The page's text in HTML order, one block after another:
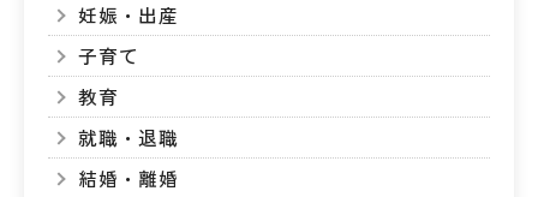
妊娠・出産
子育て
教育
就職・退職
結婚・離婚